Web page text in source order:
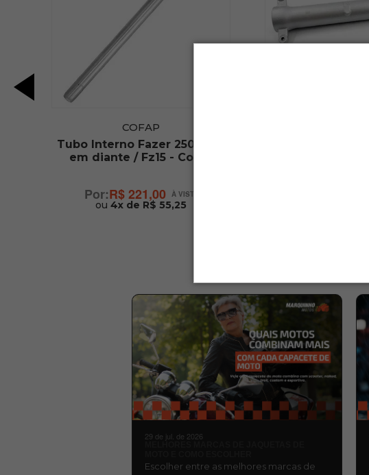
COFAP
Tubo Interno Fazer 250 2018
em diante / Fz15 - Cofap
R$ 221,00
ou 4x de R$ 55,25
29 de jul. de 2026
Escolher entre as melhores marcas de